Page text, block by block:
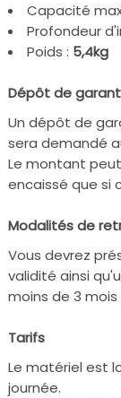
Capacité
Profondeur
Poids : 5,4kg
Dépôt de
Un dépôt de
sera demandé
Le montant
encaissé que si
Modalités de
Vous devrez
validité ainsi
moins de 3
Tarifs
Le matériel est
journée.